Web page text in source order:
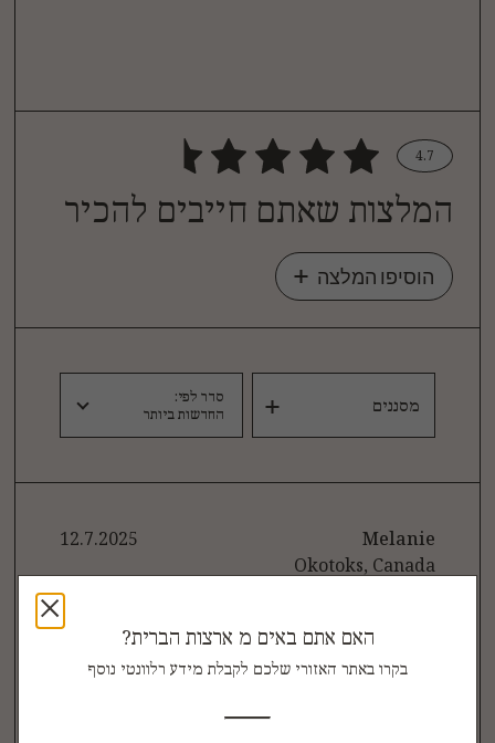
4.7
המלצות שאתם חייבים להכיר
הוסיפו המלצה
מסננים
סדר לפי:
החדשות ביותר
Melanie
12.7.2025
Okotoks, Canada
Great food for our dog!
האם אתם באים מ ארצות הברית?
בקרו באתר האזורי שלכם לקבלת מידע רלוונטי נוסף